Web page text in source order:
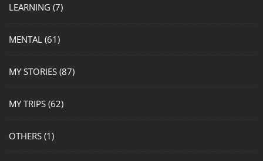
LEARNING (7)
MENTAL (61)
MY STORIES (87)
MY TRIPS (62)
OTHERS (1)